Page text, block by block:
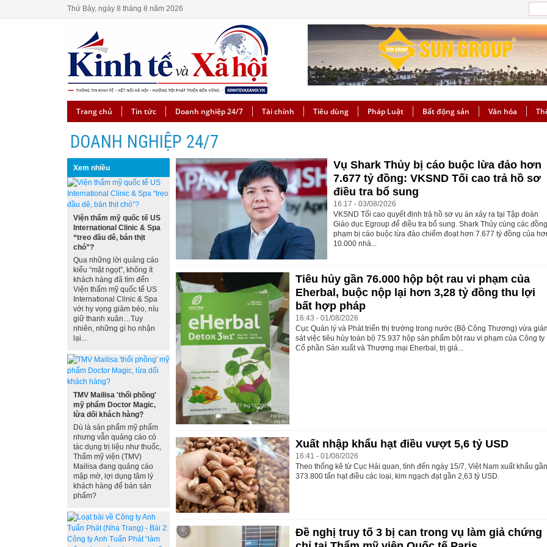
Thứ Bảy, ngày 8 tháng 8 năm 2026
Trang chủ Tin tức Doanh nghiệp 24/7 Tài chính Tiêu dùng Pháp Luật Bất động sản Văn hóa
DOANH NGHIỆP 24/7
Xem nhiều
Viện thẩm mỹ quốc tế US
International Clinic & Spa
“treo đầu dê, bán thịt
chó”?
Qua những lời quảng cáo
kiểu “mật ngọt”, không ít
khách hàng đã tìm đến
Viện thẩm mỹ quốc tế US
International Clinic & Spa
với hy vọng giảm béo, níu
giữ thanh xuân…Tuy
nhiên, những gì họ nhận
lại...
TMV Mailisa 'thổi phồng'
mỹ phẩm Doctor Magic,
lừa dối khách hàng?
Dù là sản phẩm mỹ phẩm
nhưng vẫn quảng cáo có
tác dụng trị liệu như thuốc,
Thẩm mỹ viện (TMV)
Mailisa đang quảng cáo
mập mờ, lợi dụng tâm lý
khách hàng để bán sản
phẩm?
Vụ Shark Thủy bị cáo buộc lừa đảo hơn
7.677 tỷ đồng: VKSND Tối cao trả hồ sơ
điều tra bổ sung
16:17 - 03/08/2026
VKSND Tối cao quyết định trả hồ sơ vụ án xảy ra tại Tập đoàn
Giáo dục Egroup để điều tra bổ sung. Shark Thủy cùng các
phạm bị cáo buộc lừa đảo chiếm đoạt hơn 7.677 tỷ đồng của
10.000 nhà...
Tiêu hủy gần 76.000 hộp bột rau vi phạm của
Eherbal, buộc nộp lại hơn 3,28 tỷ đồng thu lợi
bất hợp pháp
16:43 - 01/08/2026
Cục Quản lý và Phát triển thị trường trong nước (Bộ Công Thương) vừa
sát việc tiêu hủy toàn bộ 75.937 hộp sản phẩm bột rau vi phạm của Công ty
Cổ phần Sản xuất và Thương mại Eherbal, trị giá...
Xuất nhập khẩu hạt điều vượt 5,6 tỷ USD
16:41 - 01/08/2026
Theo thống kê từ Cục Hải quan, tính đến ngày 15/7, Việt Nam xuất khẩu
373.800 tấn hạt điều các loại, kim ngạch đạt gần 2,63 tỷ USD.
Đề nghị truy tố 3 bị can trong vụ làm giả chứng